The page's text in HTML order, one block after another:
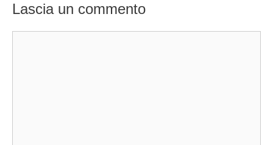
Lascia un commento